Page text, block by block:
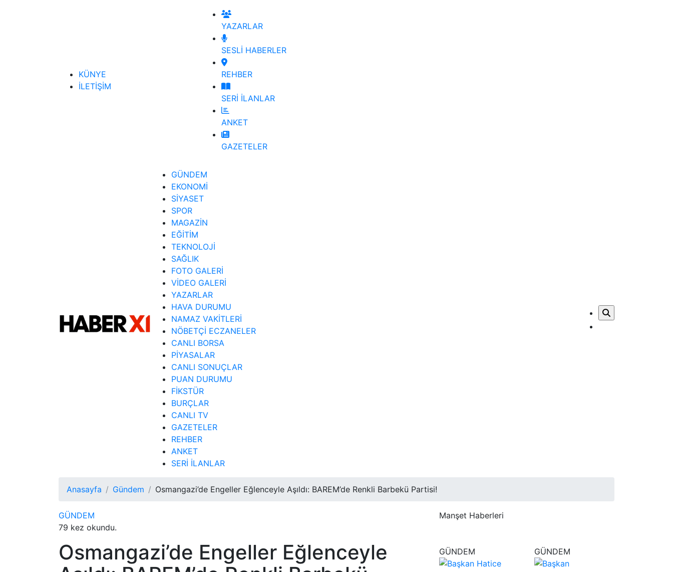
KÜNYE
İLETİŞİM
YAZARLAR
SESLİ HABERLER
REHBER
SERİ İLANLAR
ANKET
GAZETELER
GÜNDEM
EKONOMİ
SİYASET
SPOR
MAGAZİN
EĞİTİM
TEKNOLOJİ
SAĞLIK
FOTO GALERİ
VİDEO GALERİ
YAZARLAR
HAVA DURUMU
NAMAZ VAKİTLERİ
NÖBETÇİ ECZANELER
CANLI BORSA
PİYASALAR
CANLI SONUÇLAR
PUAN DURUMU
FİKSTÜR
BURÇLAR
CANLI TV
GAZETELER
REHBER
ANKET
SERİ İLANLAR
Anasayfa Gündem Osmangazi’de Engeller Eğlenceyle Aşıldı: BAREM’de Renkli Barbekü Partisi!
GÜNDEM
79 kez okundu.
Osmangazi’de Engeller Eğlenceyle
Manşet Haberleri
GÜNDEM GÜNDEM